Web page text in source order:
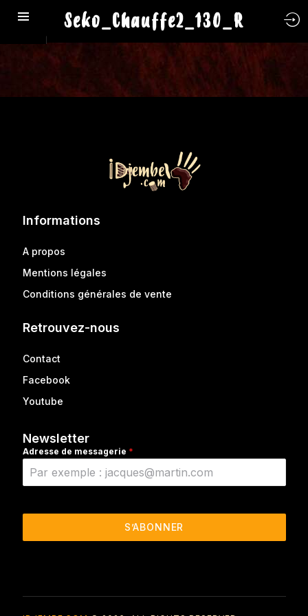
Seko_Chauffe2_130_R
Informations
A propos
Mentions légales
Conditions générales de vente
Retrouvez-nous
Contact
Facebook
Youtube
Newsletter
Adresse de messagerie *
S’ABONNER